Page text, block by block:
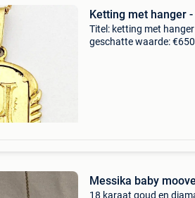
Ketting met hanger
Titel: ketting met
geschatte waarde:
Messika baby
18 karaat goud en